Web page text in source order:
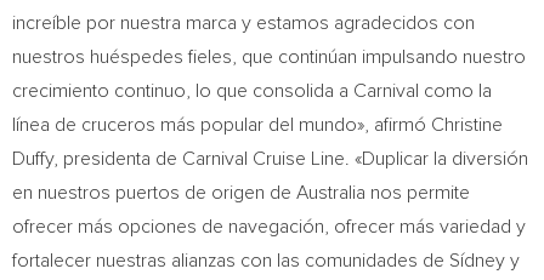
increíble por nuestra marca y estamos agradecidos con
nuestros huéspedes fieles, que continúan impulsando nuestro
crecimiento continuo, lo que consolida a Carnival como la
línea de cruceros más popular del mundo», afirmó Christine
Duffy, presidenta de Carnival Cruise Line. «Duplicar la diversión
en nuestros puertos de origen de Australia nos permite
ofrecer más opciones de navegación, ofrecer más variedad y
fortalecer nuestras alianzas con las comunidades de Sídney y